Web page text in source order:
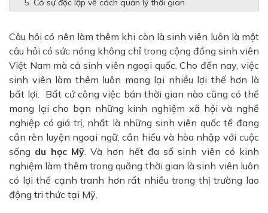
Có sự độc lập về cách quản lý thời gian
Câu hỏi có nên làm thêm khi còn là sinh viên luôn là một
câu hỏi có sức nóng không chỉ trong cộng đồng sinh viên
Việt Nam mà cả sinh viên ngoại quốc. Cho đến nay, việc
sinh viên làm thêm luôn mang lại nhiều lợi thế hơn là
bất lợi. Bất cứ công việc bán thời gian nào cũng có thể
mang lại cho bạn những kinh nghiệm xã hội và nghề
nghiệp có giá trị, nhất là những sinh viên quốc tế đang
cần rèn luyện ngoại ngữ, cần hiểu và hòa nhập với cuộc
sống du học Mỹ. Và hơn hết đa số sinh viên có kinh
nghiệm làm thêm trong quãng thời gian là sinh viên luôn
có lợi thế cạnh tranh hơn rất nhiều trong thị trường lao
động tri thức tại Mỹ.